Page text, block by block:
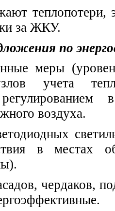
теплопотери,
за ЖКУ.
по
меры
учета
воздуха.
в местах
чердаков,
.